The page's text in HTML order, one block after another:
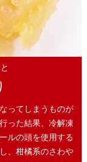
ってしまうものが
った結果、冷解凍
ルの頭を使用する
、柑橘系のさわや